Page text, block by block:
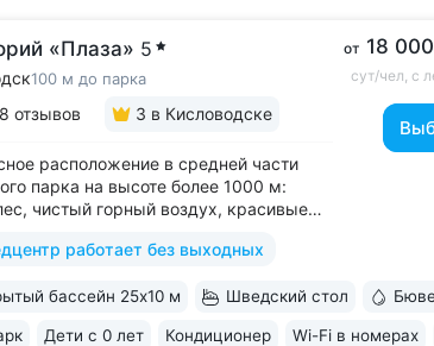
«Плаза» 5
100 м до парка
отзывов 3 в Кисловодске
расположение в средней части
парка на высоте более 1000 м:
чистый горный воздух, красивые
43 врача и 220 медспециалистов
и ДНК-исследований. Есть
работает без выходных
от 18
сут/чел, с
бассейн 25x10 м Шведский стол
Дети с 0 лет Кондиционер Wi-Fi в номерах